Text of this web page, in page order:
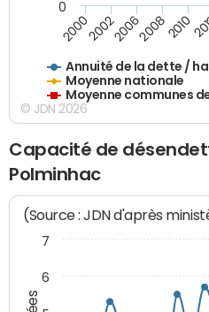
Annuité de la dette /
Moyenne nationale
Moyenne communes
20002002200620082010
0
© JDN 2026
Capacité de
Polminhac
(Source : JDN d'après
6
7